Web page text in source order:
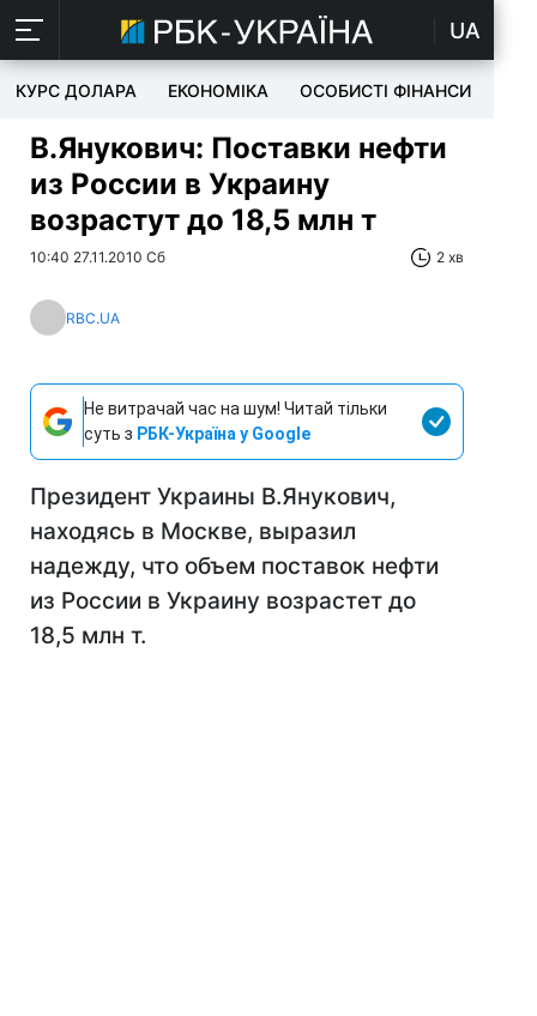
UA
КУРС ДОЛАРА ЕКОНОМІКА ОСОБИСТІ ФІНАНСИ
В.Янукович: Поставки нефти
из России в Украину
возрастут до 18,5 млн т
10:40 27.11.2010 Сб 2 хв
RBC.UA
Не витрачай час на шум! Читай тільки
суть з РБК-Україна у Google
Президент Украины В.Янукович,
находясь в Москве, выразил
надежду, что объем поставок нефти
из России в Украину возрастет до
18,5 млн т.